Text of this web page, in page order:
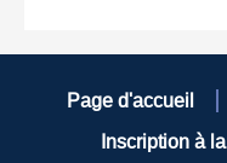
Page d'accueil
Inscription à